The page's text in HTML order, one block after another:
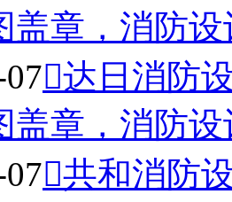
盖章，消防
达日消防
盖章，消防
共和消防